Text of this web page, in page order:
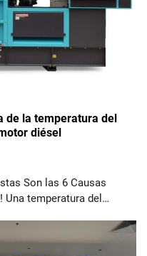
de la temperatura del
diésel
Son las 6 Causas
temperatura del
del refrigerante y
o incluso fallos graves